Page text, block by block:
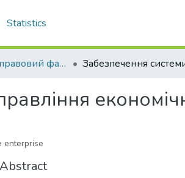
Statistics
Економіко-правовий факультет
enterprise
Abstract